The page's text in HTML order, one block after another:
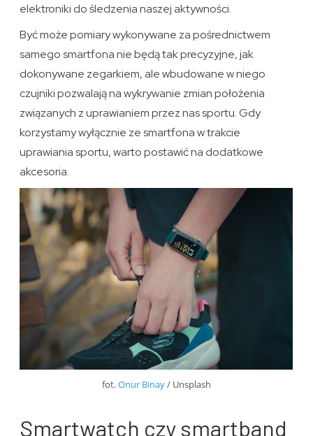
elektroniki do śledzenia naszej aktywności.
Być może pomiary wykonywane za pośrednictwem
samego smartfona nie będą tak precyzyjne, jak
dokonywane zegarkiem, ale wbudowane w niego
czujniki pozwalają na wykrywanie zmian położenia
związanych z uprawianiem przez nas sportu. Gdy
korzystamy wyłącznie ze smartfona w trakcie
uprawiania sportu, warto postawić na dodatkowe
akcesoria.
fot.Onur Binay/ Unsplash
Smartwatch czy smartband